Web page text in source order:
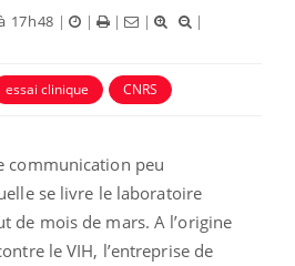
17h48 | | | |
|
essai clinique CNRS
communication peu
se livre le laboratoire
de mois de mars. A l’origine
le VIH, l’entreprise de